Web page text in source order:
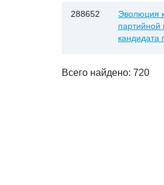
288652
Эволюция
партийной
кандидата
Всего найдено: 720